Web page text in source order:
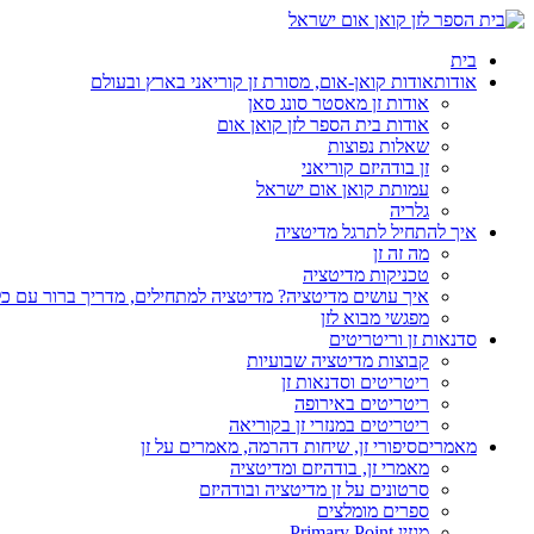
בית
אודותאודות קואן-אום, מסורת זן קוריאני בארץ ובעולם
אודות זן מאסטר סונג סאן
אודות בית הספר לזן קואן אום
שאלות נפוצות
זן בודהיזם קוריאני
עמותת קואן אום ישראל
גלריה
איך להתחיל לתרגל מדיטציה
מה זה זן
טכניקות מדיטציה
איך עושים מדיטציה? מדיטציה למתחילים, מדריך ברור עם
מפגשי מבוא לזן
סדנאות זן וריטריטים
קבוצות מדיטציה שבועיות
ריטריטים וסדנאות זן
ריטריטים באירופה
ריטריטים במנזרי זן בקוריאה
מאמריםסיפורי זן, שיחות דהרמה, מאמרים על זן
מאמרי זן, בודהיזם ומדיטציה
סרטונים על זן מדיטציה ובודהיזם
ספרים מומלצים